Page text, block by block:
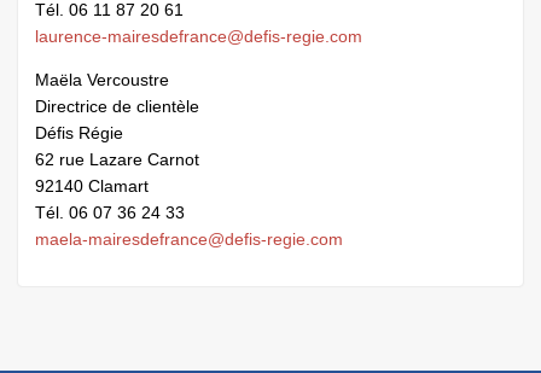
Tél. 06 11 87 20 61
laurence-mairesdefrance@defis-regie.com
Maëla Vercoustre
Directrice de clientèle
Défis Régie
62 rue Lazare Carnot
92140 Clamart
Tél. 06 07 36 24 33
maela-mairesdefrance@defis-regie.com